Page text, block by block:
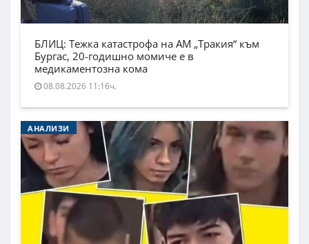
БЛИЦ: Тежка катастрофа на АМ „Тракия“ към
Бургас, 20-годишно момиче е в
медикаментозна кома
08.08.2026 11:16ч.
АНАЛИЗИ